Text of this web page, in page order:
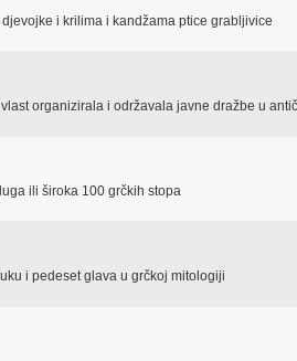
i krilima i kandžama ptice grabljivice
organizirala i održavala javne dražbe u
ili široka 100 grčkih stopa
i pedeset glava u grčkoj mitologiji